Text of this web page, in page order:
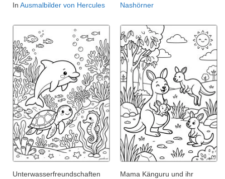
In Ausmalbilder von Hercules
Nashörner
Unterwasserfreundschaften
Mama Känguru und ihr